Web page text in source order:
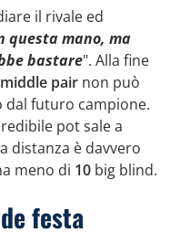
il rivale ed
questa mano, ma
bastare". Alla fine
middle pair non può
dal futuro campione.
pot sale a
distanza è davvero
meno di 10 big blind.
festa